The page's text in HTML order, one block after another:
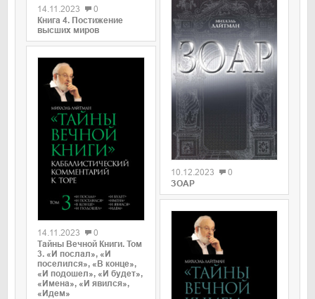
14.11.2023
0
Книга 4. Постижение
высших миров
14.11.2023
0
Тайны Вечной Книги. Том
3. «И послал», «И
поселился», «В конце»,
«И подошел», «И будет»,
«Имена», «И явился»,
«Идем»
10.12.2023
0
ЗОАР